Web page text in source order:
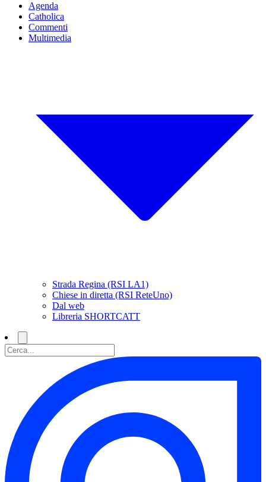
Agenda
Catholica
Commenti
Multimedia
Strada Regina (RSI LA1)
Chiese in diretta (RSI ReteUno)
Dal web
Libreria SHORTCATT